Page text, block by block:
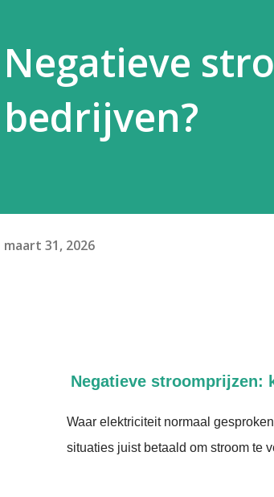
Negatieve
bedrijven?
maart 31, 2026
Negatieve stroomprijzen:
Waar elektriciteit normaal
situaties juist betaald om stroom te